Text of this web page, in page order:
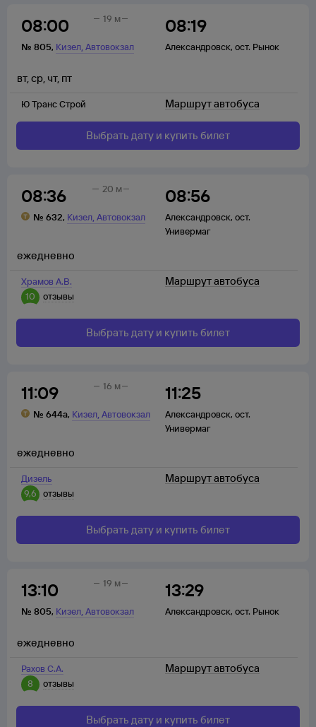
08:00
№ 805, Кизел,Автовокзал
08:19
Александровск, ост. Рынок
19 м
Ю Транс Строй
вт,ср, чт, пт
Маршрут автобуса
Выбрать дату и купить билет
08:36
№ 632, Кизел,Автовокзал
08:56
Александровск, ост.
Универмаг
20 м
Храмов А.В.
10
отзывы
ежедневно
Маршрут автобуса
Выбрать дату и купить билет
11:09
№ 644а, Кизел,Автовокзал
11:25
Александровск, ост.
Универмаг
16 м
Дизель
9,6
отзывы
ежедневно
Маршрут автобуса
Выбрать дату и купить билет
13:10
№ 805, Кизел,Автовокзал
13:29
Александровск, ост. Рынок
19 м
Рахов С.А.
8
отзывы
ежедневно
Маршрут автобуса
Выбрать дату и купить билет